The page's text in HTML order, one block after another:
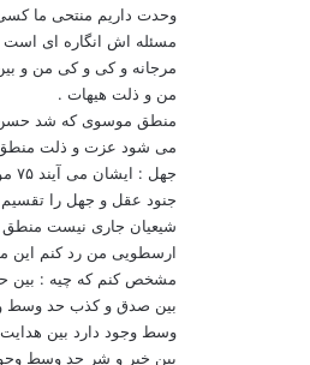
وحدت داریم منتحی ما
مسئله اش انگاره ای است
مرجانه و کی و کی من و
من و ذلت هیهات .
منطق موسوی که شد حسن
می شود عزت و ذلت
جنود عقل و جهل را
شیعیان جاری نیست
ارسطویی من رد کنم این
مشخص کنم که چیه : بین
بین صدق و کذب حد وسط
وسط وجود دارد بین
بین خیر و شر حد وسط